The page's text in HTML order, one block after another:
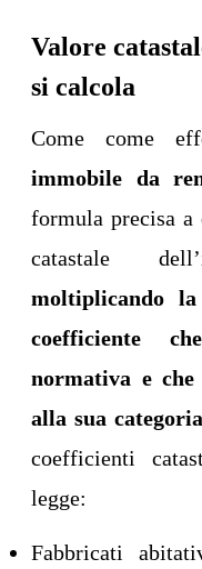
Valore
si calcola
Come come
immobile da
formula precisa
catastale
moltiplicando
coefficiente
normativa e
alla sua
coefficienti
legge:
Fabbricati